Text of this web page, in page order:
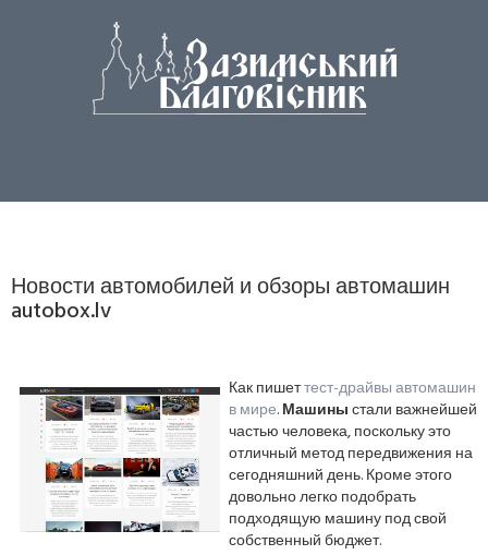
Новости автомобилей и обзоры автомашин
autobox.lv
Как пишеттест-драйвы автомашин
в мире.Машиныстали важнейшей
частью человека, поскольку это
отличный метод передвижения на
сегодняшний день. Кроме этого
довольно легко подобрать
подходящую машину под свой
собственный бюджет.